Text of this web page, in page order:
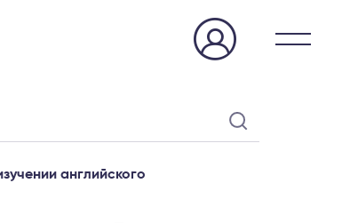
английского